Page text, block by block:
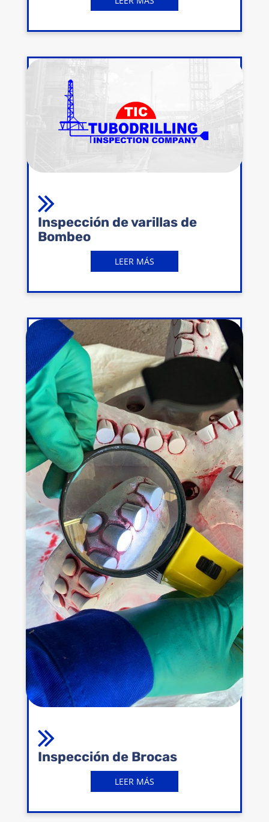
Inspección de varillas de
Bombeo
LEER MÁS
Inspección de Brocas
LEER MÁS